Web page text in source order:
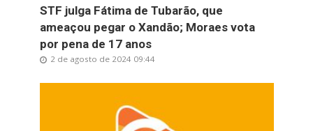
STF julga Fátima de Tubarão, que
ameaçou pegar o Xandão; Moraes vota
por pena de 17 anos
2 de agosto de 2024 09:44